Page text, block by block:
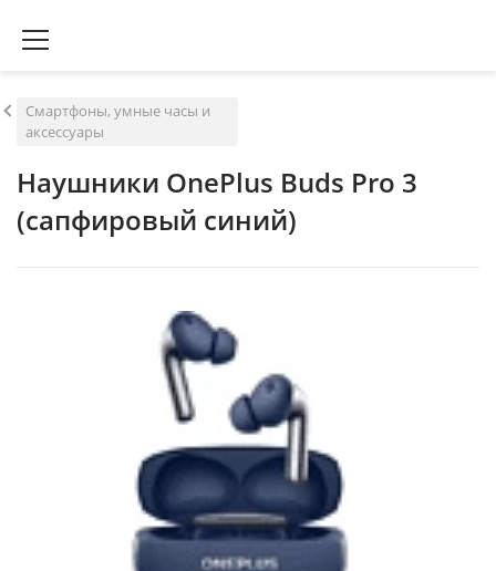
Смартфоны, умные часы и
аксессуары
Наушники OnePlus Buds Pro 3
(сапфировый синий)